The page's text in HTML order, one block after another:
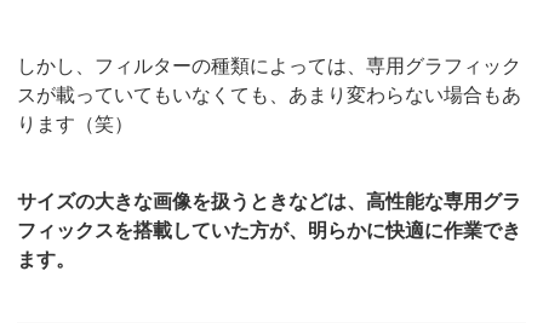
しかし、フィルターの種類によっては、専用グラフィック
スが載っていてもいなくても、あまり変わらない場合もあ
ります（笑）
サイズの大きな画像を扱うときなどは、高性能な専用グラ
フィックスを搭載していた方が、明らかに快適に作業でき
ます。